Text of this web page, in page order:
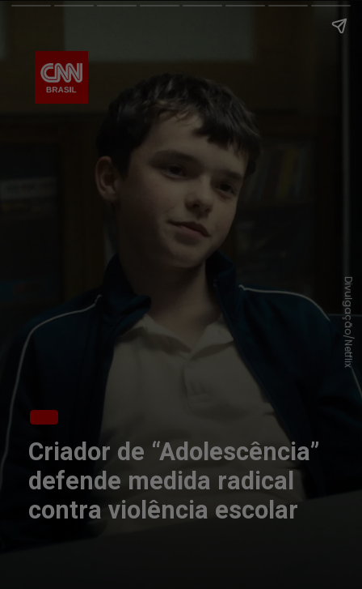
Criador de “Adolescência”
defende medida radical
contra violência escolar
Divulgação/Netflix